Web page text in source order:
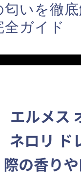
匂いを徹
全ガイド